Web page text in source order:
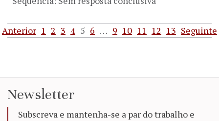
Anterior 1 2 3 4 5 6 … 9 10 11 12 13 Seguinte
Newsletter
Subscreva e mantenha-se a par do trabalho e